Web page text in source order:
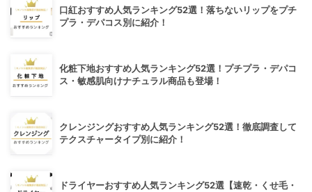
口紅おすすめ人気ランキング52選！落ちないリップをプチ
プラ・デパコス別に紹介！
化粧下地おすすめ人気ランキング52選！プチプラ・デパコ
ス・敏感肌向けナチュラル商品も登場！
クレンジングおすすめ人気ランキング52選！徹底調査して
テクスチャータイプ別に紹介！
ドライヤーおすすめ人気ランキング52選【速乾・くせ毛・